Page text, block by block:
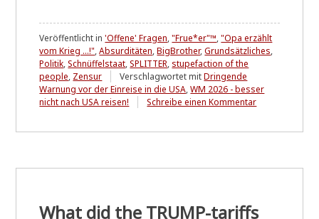
Veröffentlicht in'Offene' Fragen,"Frue*er"™,"Opa erzählt
vom Krieg ...!",Absurditäten,BigBrother,Grundsätzliches,
Politik,Schnüffelstaat,SPLITTER, stupefaction of the
people, Zensur Verschlagwortet mitDringende
Warnung vor der Einreise in die USA,WM 2026 - besser
nicht nach USA reisen!
Schreibe einen Kommentarzu
What did the TRUMP-tariffs